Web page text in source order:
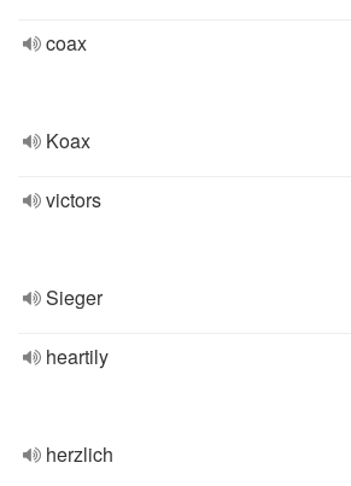
coax
Koax
victors
Sieger
heartily
herzlich